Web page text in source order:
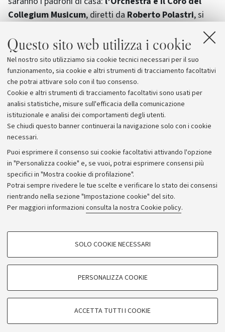
Questo sito web utilizza i cookie
Nel nostro sito utilizziamo sia cookie tecnici necessari per il suo
funzionamento, sia cookie e altri strumenti di tracciamento facoltativi
che potrai attivare solo con il tuo consenso.
Cookie e altri strumenti di tracciamento facoltativi sono usati per
analisi statistiche, misure sull'efficacia della comunicazione
istituzionale e analisi dei comportamenti degli utenti.
Se chiudi questo banner continuerai la navigazione solo con i cookie
necessari.
Puoi esprimere il consenso sui cookie facoltativi attivando l'opzione
in "Personalizza cookie" e, se vuoi, potrai esprimere consensi più
specifici in "Mostra cookie di profilazione".
Potrai sempre rivedere le tue scelte e verificare lo stato dei consensi
rientrando nella sezione "Impostazione cookie" del sito.
Per maggiori informazioni consulta la nostra Cookie policy.
COOKIE DI PROFILAZIONE - FACOLTATIVI
COOKIE TECNICI - NECESSARI
Si tratta di cookie tecnici utilizzati, a titolo esemplificativo, per il corretto
SOLO COOKIE NECESSARI
PERSONALIZZA COOKIE
ACCETTA TUTTI I COOKIE
Collegium Musicum, diretti da Roberto Polastri, si
musiche del compositore francese Francis Poulenc.
L’ingresso ai concerti è libero fino a esaurimento dei
posti disponibili.
Archivio
Comunicati stampa
Redazione
Rassegna stampa
© Copyright 2026 - ALMA MATER STUDIORUM - Università di
Bologna - Via Zamboni, 33 - 40126 Bologna - PI: 01131710376 -
CF: 80007010376
Privacy
Note legali Impostazioni Cookie